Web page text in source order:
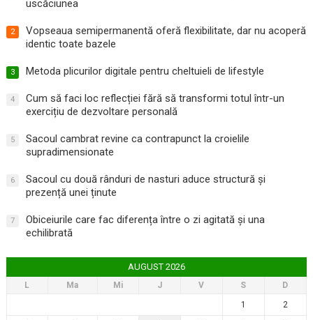
uscăciunea
2
Vopseaua semipermanentă oferă flexibilitate, dar nu acoperă
identic toate bazele
3 Metoda plicurilor digitale pentru cheltuieli de lifestyle
4
Cum să faci loc reflecției fără să transformi totul într-un
exercițiu de dezvoltare personală
5
Sacoul cambrat revine ca contrapunct la croielile
supradimensionate
6
Sacoul cu două rânduri de nasturi aduce structură și
prezență unei ținute
7
Obiceiurile care fac diferența între o zi agitată și una
echilibrată
AUGUST 2026
L Ma Mi J V S
D
1
2